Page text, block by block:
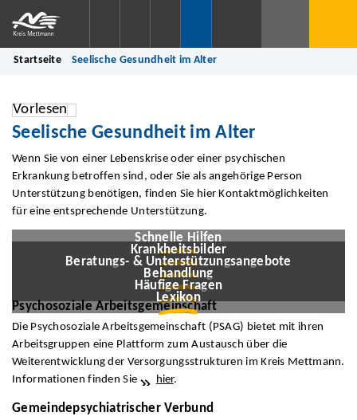
Startseite Seelische Gesundheit im Alter
Vorlesen
Seelische Gesundheit im Alter
Wenn Sie von einer Lebenskrise oder einer psychischen
Erkrankung betroffen sind, oder Sie als angehörige Person
Unterstützung benötigen, finden Sie hier Kontaktmöglichkeiten
für eine entsprechende Unterstützung.
Schnelle Hilfen
Krankheitsbilder
Beratungs- & Unterstützungsangebote
© StockPhotoPro/stock.adobe.com
Behandlung © iStock.com/Victor Kochurko
Häufige Fragen
Lexikon
Psychosoziale Arbeitsgemeinschaft
Die Psychosoziale Arbeitsgemeinschaft (PSAG) bietet mit ihren
Arbeitsgruppen eine Plattform zum Austausch über die
Weiterentwicklung der Versorgungsstrukturen im Kreis Mettmann.
Informationen finden Sie
hier.
Gemeindepsychiatrischer Verbund